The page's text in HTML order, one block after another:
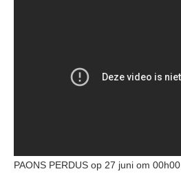
PAONS PERDUS op 27 juni om 00h00